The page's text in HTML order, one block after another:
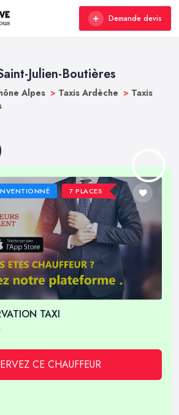
Demande devis
Julien-Boutières
Alpes > Taxis Ardèche > Taxis
7 PLACES
TAXI
CE CHAUFFEUR